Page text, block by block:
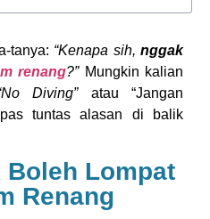
tanya: “Kenapa sih,nggak
renang?”Mungkin kalian
Diving”atau “Jangan
tuntas alasan di balik
Lompat
Renang